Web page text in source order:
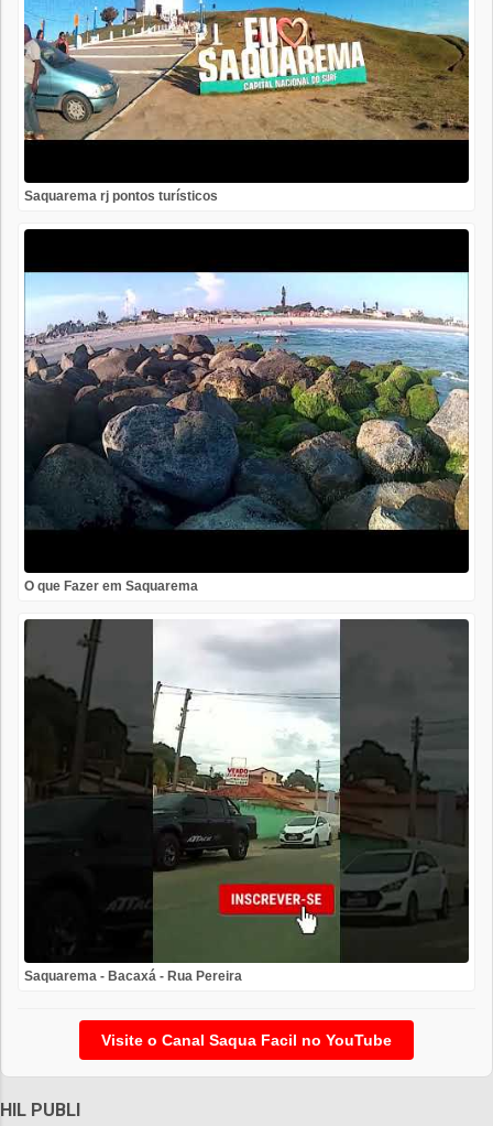
Saquarema rj pontos turísticos
O que Fazer em Saquarema
Saquarema - Bacaxá - Rua Pereira
Visite o Canal Saqua Facil no YouTube
HIL PUBLI